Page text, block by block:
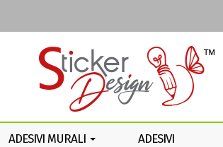
ADESIVI MURALI
ADESIVI